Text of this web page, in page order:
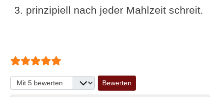
prinzipiell nach jeder Mahlzeit schreit.
Bewertung:
Bitte bewerten